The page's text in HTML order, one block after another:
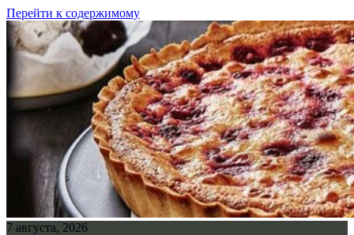
Перейти к содержимому
7 августа, 2026